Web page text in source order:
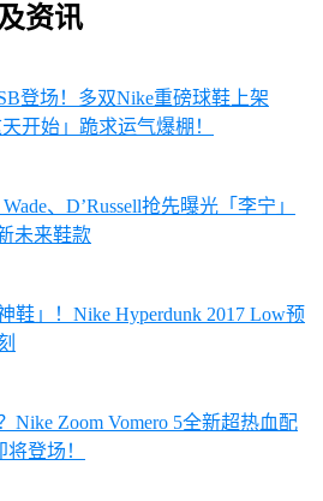
资讯
登场！多双Nike重磅球鞋上架
开始」跪求运气爆棚！
、D’Russell抢先曝光「李宁」
未来鞋款
鞋」！Nike Hyperdunk 2017 Low预
Nike Zoom Vomero 5全新超热血配
登场！